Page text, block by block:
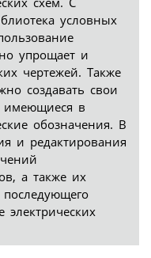
условных
упрощает и
чертежей. Также
создавать свои
имеющиеся в
обозначения. В
и редактирования
а также их
электрических